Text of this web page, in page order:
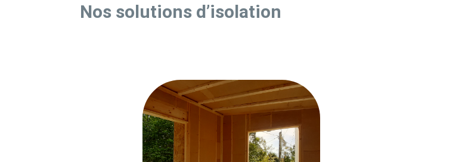
Nos solutions d’isolation